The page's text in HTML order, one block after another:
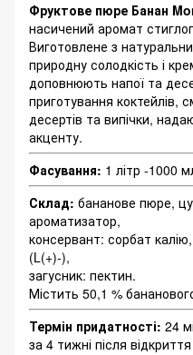
Фруктове пюре Банан
насичений аромат
Виготовлене з
природну солодкість і
доповнюють напої та
приготування коктейлів,
десертів та випічки,
акценту.
Фасування: 1 літр -1000
Склад: бананове пюре,
ароматизатор,
консервант: сорбат
(L(+)-),
загусник: пектин.
Містить 50,1 %
Термін придатності: 24
за 4 тижні після відкриття